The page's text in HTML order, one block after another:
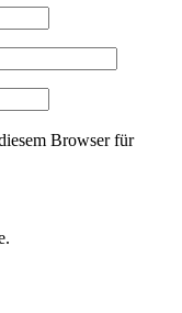
Browser für